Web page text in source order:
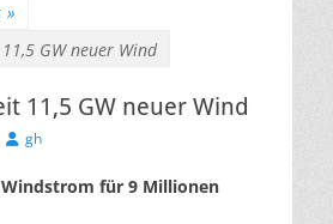
»
GW neuer Wind
11,5 GW neuer Wind
Autor
gh
für 9 Millionen